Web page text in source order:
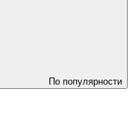
По популярности